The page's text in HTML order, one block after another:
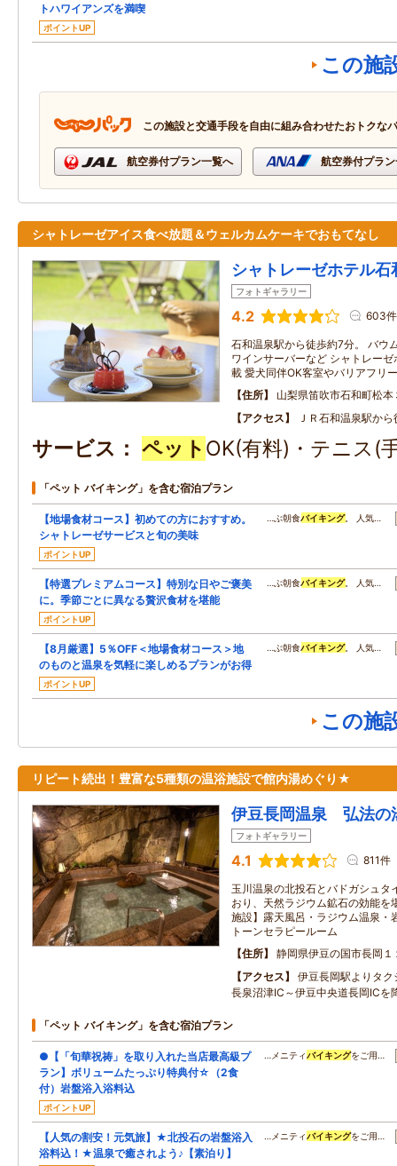
トハワイアンズを満喫
ポイントUP
この施
この施設と交通手段を自由に組み合わせたおトクな
航空券付プラン一覧へ 航空券付プラ
シャトレーゼアイス食べ放題＆ウェルカムケーキでおもてなし
シャトレーゼホテル石
フォトギャラリー
4.2 603件
石和温泉駅から徒歩約7分。 バウ
ワインサーバーなど シャトレー
載 愛犬同伴OK客室やバリアフリ
住所
山梨県笛吹市石和町松本
アクセス
ＪＲ石和温泉駅か
サービス ペット OK(有料)・テニス(
「ペット バイキング」を含む宿泊プラン
【地場食材コース】初めての方におすすめ。
シャトレーゼサービスと旬の美味
ポイントUP
…ぶ朝食バイキング。 人気…
【特選プレミアムコース】特別な日やご褒美
に。季節ごとに異なる贅沢食材を堪能
ポイントUP
…ぶ朝食バイキング。 人気…
【8月厳選】5％OFF＜地場食材コース＞地
のものと温泉を気軽に楽しめるプランがお得
ポイントUP
…ぶ朝食バイキング。 人気…
この施
リピート続出！豊富な5種類の温浴施設で館内湯めぐり★
伊豆長岡温泉 弘法
フォトギャラリー
4.1 811件
玉川温泉の北投石とバドガシュタ
おり、天然ラジウム鉱石の効能を
施設】露天風呂・ラジウム温泉・
トーンセラピールーム
住所
静岡県伊豆の国市長岡１
アクセス
伊豆長岡駅よりタ
長泉沼津IC～伊豆中央道長岡ICを
「ペット バイキング」を含む宿泊プラン
●【「旬華祝祷」を取り入れた当店最高級プ
ラン】ボリュームたっぷり特典付☆（2食
付）岩盤浴入浴料込
ポイントUP
…メニティバイキングをご用…
【人気の割安！元気旅】★北投石の岩盤浴入
浴料込！★温泉で癒されよう♪【素泊り】
…メニティバイキングをご用…